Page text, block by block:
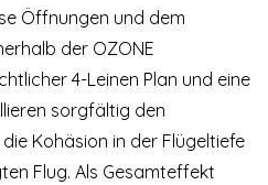
Öffnungen und dem
der OZONE
4-Leinen Plan und eine
sorgfältig den
Kohäsion in der Flügeltiefe
Flug. Als Gesamteffekt